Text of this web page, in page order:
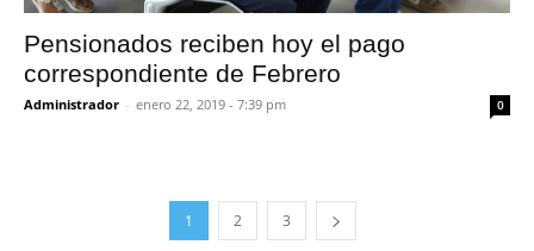
Pensionados reciben hoy el pago
correspondiente de Febrero
Administrador - enero 22, 2019 - 7:39 pm 0
1 2 3